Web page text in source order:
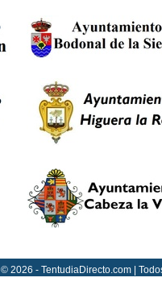
© 2026 - TentudiaDirecto.com |